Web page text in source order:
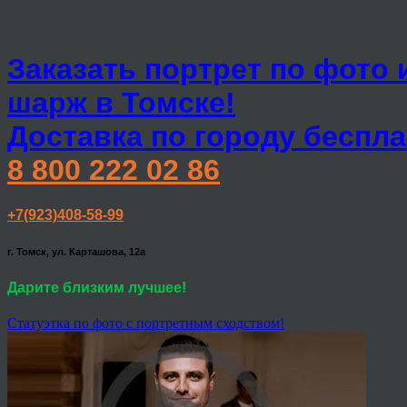
Заказать портрет по фото
шарж в Томске!
Доставка по городу
8 800 222 02 86
+7(923)408-58-99
г. Томск, ул. Карташова, 12а
Дарите близким лучшее!
Статуэтка по фото с портретным сходством!